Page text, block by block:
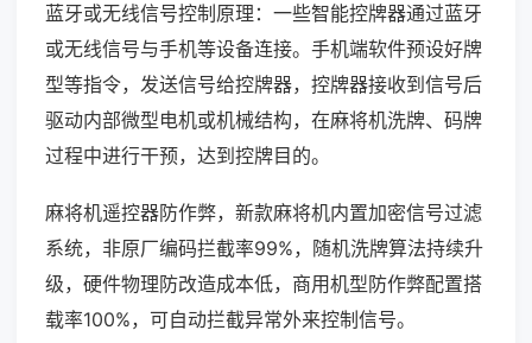
蓝牙或无线信号控制原理：一些智能控牌器通过蓝牙
或无线信号与手机等设备连接。手机端软件预设好牌
型等指令，发送信号给控牌器，控牌器接收到信号后
驱动内部微型电机或机械结构，在麻将机洗牌、码牌
过程中进行干预，达到控牌目的。
麻将机遥控器防作弊，新款麻将机内置加密信号过滤
系统，非原厂编码拦截率99%，随机洗牌算法持续升
级，硬件物理防改造成本低，商用机型防作弊配置搭
载率100%，可自动拦截异常外来控制信号。